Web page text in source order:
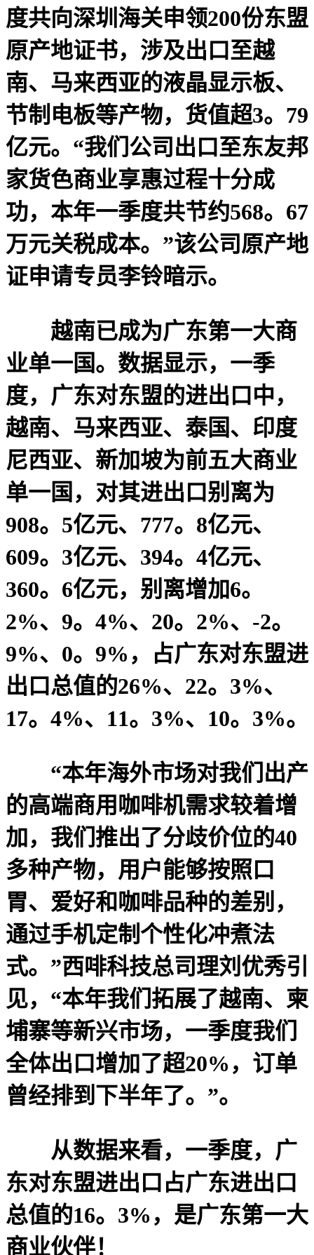
度共向深圳海关申领200份东盟
原产地证书，涉及出口至越
南、马来西亚的液晶显示板、
节制电板等产物，货值超3。79
亿元。“我们公司出口至东友邦
家货色商业享惠过程十分成
功，本年一季度共节约568。67
万元关税成本。”该公司原产地
证申请专员李铃暗示。
越南已成为广东第一大商
业单一国。数据显示，一季
度，广东对东盟的进出口中，
越南、马来西亚、泰国、印度
尼西亚、新加坡为前五大商业
单一国，对其进出口别离为
908。5亿元、777。8亿元、
609。3亿元、394。4亿元、
360。6亿元，别离增加6。
2%、9。4%、20。2%、-2。
9%、0。9%，占广东对东盟进
出口总值的26%、22。3%、
17。4%、11。3%、10。3%。
“本年海外市场对我们出产
的高端商用咖啡机需求较着增
加，我们推出了分歧价位的40
多种产物，用户能够按照口
胃、爱好和咖啡品种的差别，
通过手机定制个性化冲煮法
式。”西啡科技总司理刘优秀引
见，“本年我们拓展了越南、柬
埔寨等新兴市场，一季度我们
全体出口增加了超20%，订单
曾经排到下半年了。”。
从数据来看，一季度，广
东对东盟进出口占广东进出口
总值的16。3%，是广东第一大
商业伙伴！